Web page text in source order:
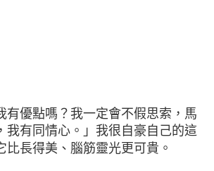
有優點嗎？我一定會不假思索，馬
我有同情心。」我很自豪自己的這
比長得美、腦筋靈光更可貴。